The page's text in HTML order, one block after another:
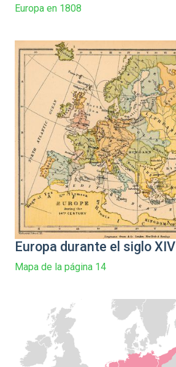
Europa en 1808
Europa durante el siglo XIV
Mapa de la página 14